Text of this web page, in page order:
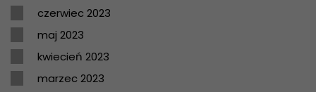
czerwiec 2023
maj 2023
kwiecień 2023
marzec 2023